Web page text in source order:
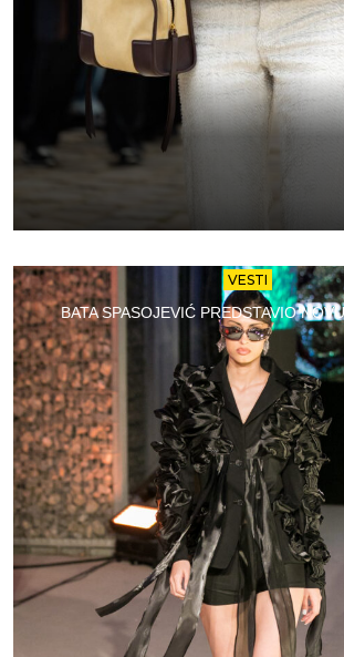
VESTI
BATA SPASOJEVIĆ PREDSTAVIO